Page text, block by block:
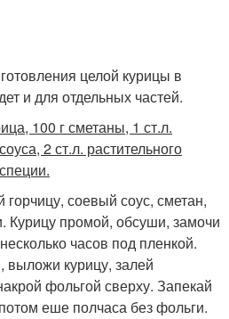
целой курицы в
и для отдельных частей.
100 г сметаны, 1 ст.л.
2 ст.л. растительного
соевый соус, сметан,
Курицу промой, обсуши, замочи
часов под пленкой.
курицу, залей
фольгой сверху. Запекай
еше полчаса без фольги.